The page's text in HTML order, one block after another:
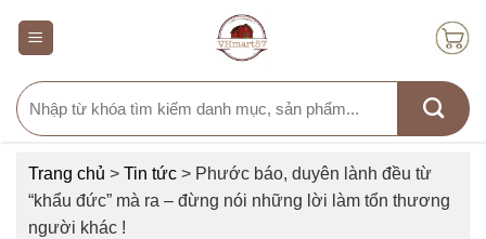
Search
for:
Trang chủ > Tin tức > Phước báo, duyên lành đều từ
“khẩu đức” mà ra – đừng nói những lời làm tổn thương
người khác !